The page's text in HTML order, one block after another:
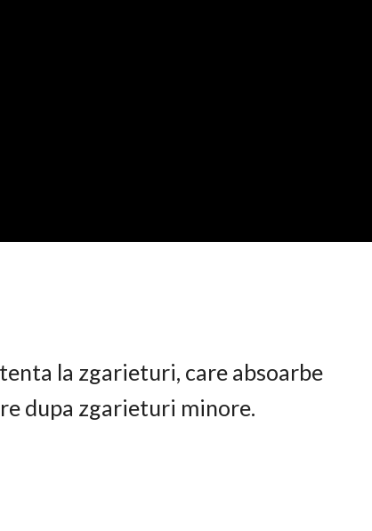
la zgarieturi, care absoarbe
dupa zgarieturi minore.